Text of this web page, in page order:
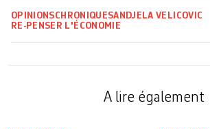
OPINIONSCHRONIQUESANDJELA VELICOVIC
RE-PENSER L'ÉCONOMIE
A lire également